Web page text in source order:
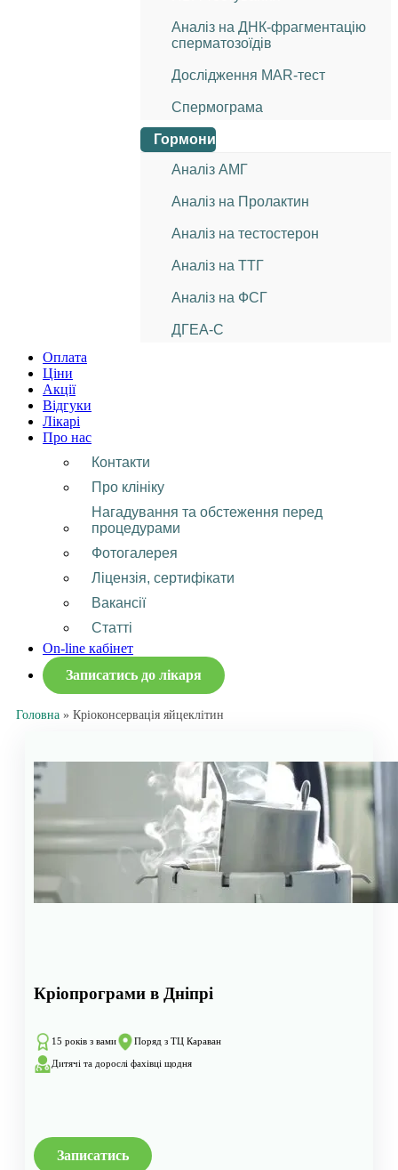
Аналіз на ДНК-фрагментацію
сперматозоїдів
Дослідження МАR-тест
Спермограма
Гормони
Аналіз АМГ
Аналіз на Пролактин
Аналіз на тестостерон
Аналіз на ТТГ
Аналіз на ФСГ
ДГЕА-С
Оплата
Ціни
Акції
Відгуки
Лікарі
Про нас
Контакти
Про клініку
Нагадування та обстеження перед
процедурами
Фотогалерея
Ліцензія, сертифікати
Вакансії
Статті
On-line кабінет
Записатись до лікаря
Головна » Кріоконсервація яйцеклітин
Кріопрограми в Дніпрі
15 років з вами Поряд з ТЦ Караван
Дитячі та дорослі фахівці щодня
Записатись